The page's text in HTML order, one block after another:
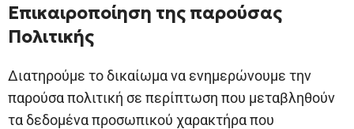
Επικαιροποίηση της παρούσας
Πολιτικής
Διατηρούμε το δικαίωμα να ενημερώνουμε την
παρούσα πολιτική σε περίπτωση που μεταβληθούν
τα δεδομένα προσωπικού χαρακτήρα που